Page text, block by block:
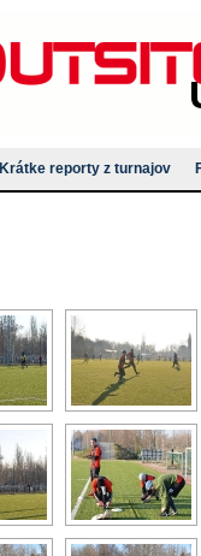
Krátke reporty z turnajov